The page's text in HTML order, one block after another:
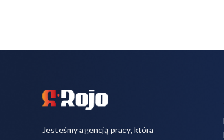
Jesteśmy agencją pracy, która